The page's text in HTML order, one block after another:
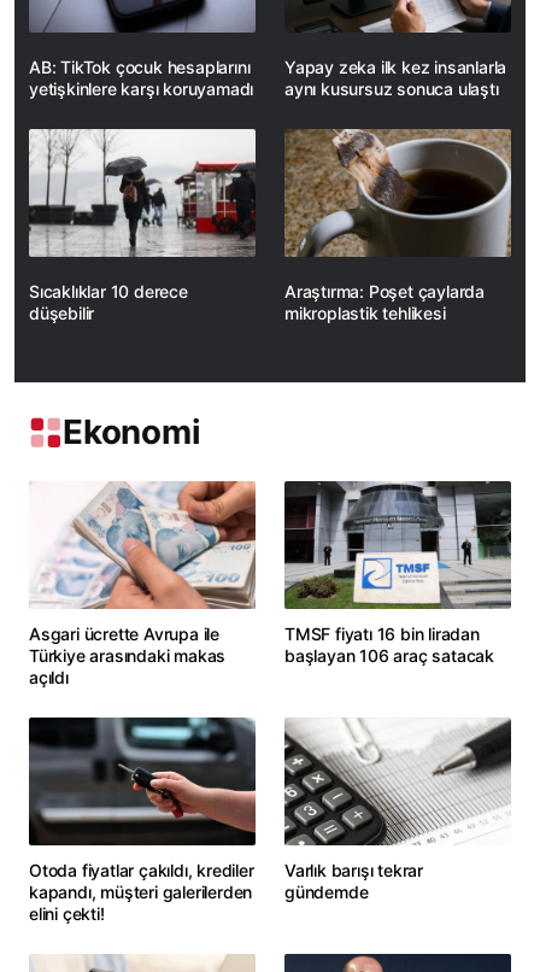
AB: TikTok çocuk hesaplarını
yetişkinlere karşı koruyamadı
Yapay zeka ilk kez insanlarla
aynı kusursuz sonuca ulaştı
Sıcaklıklar 10 derece
düşebilir
Araştırma: Poşet çaylarda
mikroplastik tehlikesi
Ekonomi
Asgari ücrette Avrupa ile
Türkiye arasındaki makas
açıldı
TMSF fiyatı 16 bin liradan
başlayan 106 araç satacak
Otoda fiyatlar çakıldı, krediler
kapandı, müşteri galerilerden
elini çekti!
Varlık barışı tekrar
gündemde